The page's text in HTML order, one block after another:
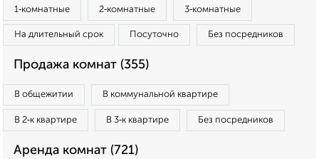
1‑комнатные 2‑комнатные 3‑комнатные
На длительный срок Посуточно Без посредников
Продажа комнат (355)
В общежитии В коммунальной квартире
В 2‑к квартире В 3‑к квартире Без посредников
Аренда комнат (721)